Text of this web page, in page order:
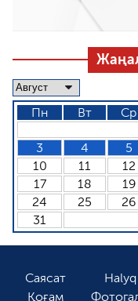
Пн Вт Ср
3
4 5
10
11 12
17
18 19
24
25 26
31
Саясат
Қоғам